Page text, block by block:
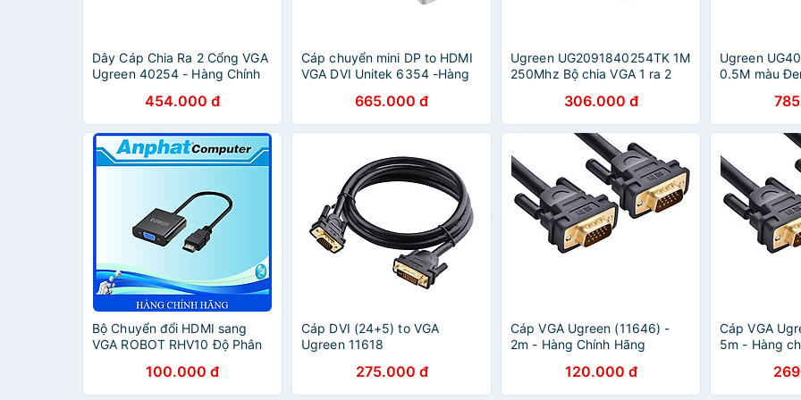
Dây Cáp Chia Ra 2 Cổng VGA
Ugreen 40254 - Hàng Chính
454.000 đ
Cáp chuyển mini DP to HDMI
VGA DVI Unitek 6354 -Hàng
665.000 đ
Ugreen UG2091840254TK 1M
250Mhz Bộ chia VGA 1 ra 2
306.000 đ
Ugreen
0.5M màu
Cao Cấp -
HÃNG
Bộ Chuyển đổi HDMI sang
VGA ROBOT RHV10 Độ Phân
với Máy chiếu TV - Hàng
Chính Hãng
100.000 đ
Cáp DVI (24+5) to VGA
Ugreen 11618
275.000 đ
Cáp VGA Ugreen (11646) -
2m - Hàng Chính Hãng
120.000 đ
Cáp VGA
5m - Hàng